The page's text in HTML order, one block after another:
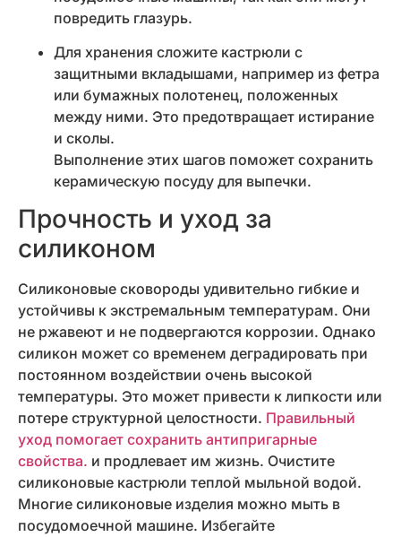
повредить глазурь.
Для хранения сложите кастрюли с
защитными вкладышами, например из фетра
или бумажных полотенец, положенных
между ними. Это предотвращает истирание
и сколы.
Выполнение этих шагов поможет сохранить
керамическую посуду для выпечки.
Прочность и уход за
силиконом
Силиконовые сковороды удивительно гибкие и
устойчивы к экстремальным температурам. Они
не ржавеют и не подвергаются коррозии. Однако
силикон может со временем деградировать при
постоянном воздействии очень высокой
температуры. Это может привести к липкости или
потере структурной целостности. Правильный
уход помогает сохранить антипригарные
свойства. и продлевает им жизнь. Очистите
силиконовые кастрюли теплой мыльной водой.
Многие силиконовые изделия можно мыть в
посудомоечной машине. Избегайте